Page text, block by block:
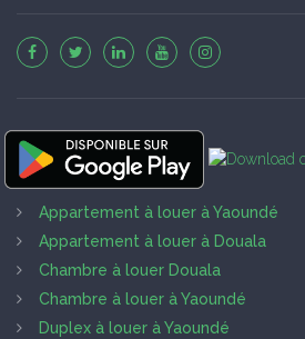
Appartement à louer à Yaoundé
Appartement à louer à Douala
Chambre à louer Douala
Chambre à louer à Yaoundé
Duplex à louer à Yaoundé